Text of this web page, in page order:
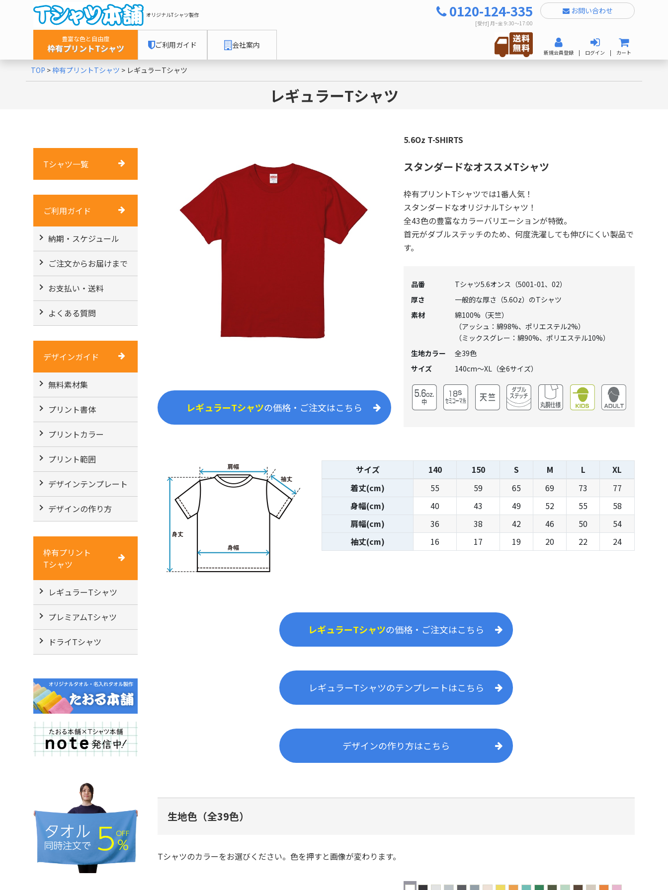
オリジナルTシャツ製作
豊富な色と自由度
枠有プリントTシャツ ご利用ガイド 会社案内
0120-124-335
[受付] 月~金 9:30～17:00
お問い合わせ
新規会員登録 | ログイン | カート
TOP >枠有プリントTシャツ > レギュラーTシャツ
レギュラーTシャツ
Tシャツ一覧
ご利用ガイド
納期・スケジュール
ご注文からお届けまで
お支払い・送料
よくある質問
デザインガイド
無料素材集
プリント書体
プリントカラー
プリント範囲
デザインテンプレート
デザインの作り方
枠有プリント
Tシャツ
レギュラーTシャツ
プレミアムTシャツ
ドライTシャツ
レギュラーTシャツの価格・ご注文はこちら
5.6Oz T-SHIRTS
スタンダードなオススメTシャツ
枠有プリントTシャツでは1番人気！
スタンダードなオリジナルTシャツ！
全43色の豊富なカラーバリエーションが特徴。
首元がダブルステッチのため、何度洗濯しても伸びにくい製品で
す。
品番
Tシャツ5.6オンス（5001-01、02）
厚さ
一般的な厚さ（5.6Oz）のTシャツ
素材
綿100%（天竺）
（アッシュ：綿98%、ポリエステル2%）
（ミックスグレー：綿90%、ポリエステル10%）
生地カラー
全39色
サイズ
140cm～XL（全6サイズ）
サイズ 140 150 S M L
XL
着丈(cm)
55 59 65 69 73
77
身幅(cm)
40 43 49 52 55
58
肩幅(cm)
36 38 42 46 50
54
袖丈(cm)
16 17 19 20 22 24
レギュラーTシャツの価格・ご注文はこちら
レギュラーTシャツのテンプレートはこちら
デザインの作り方はこちら
生地色（全39色）
Tシャツのカラーをお選びください。色を押すと画像が変わります。